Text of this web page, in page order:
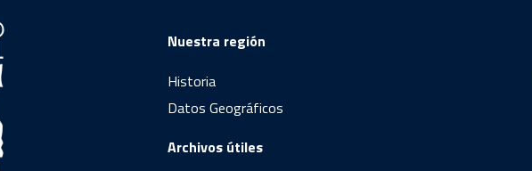
Nuestra región
Historia
Datos Geográficos
Archivos útiles